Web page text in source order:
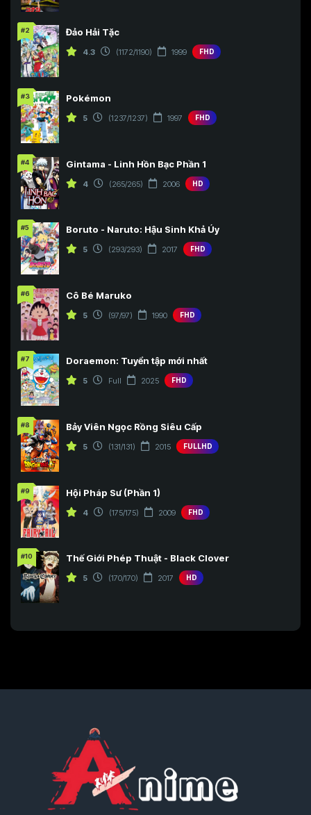
#2 Đảo Hải Tặc
4.3 (1172/1190) 1999 FHD
#3 Pokémon
5 (1237/1237) 1997 FHD
#4 Gintama - Linh Hồn Bạc Phần 1
4 (265/265) 2006 HD
#5 Boruto - Naruto: Hậu Sinh Khả Úy
5 (293/293) 2017 FHD
#6 Cô Bé Maruko
5 (97/97) 1990 FHD
#7 Doraemon: Tuyển tập mới nhất
5 Full 2025 FHD
#8 Bảy Viên Ngọc Rồng Siêu Cấp
5 (131/131) 2015 FULLHD
#9 Hội Pháp Sư (Phần 1)
4 (175/175) 2009 FHD
#10 Thế Giới Phép Thuật - Black Clover
5 (170/170) 2017 HD